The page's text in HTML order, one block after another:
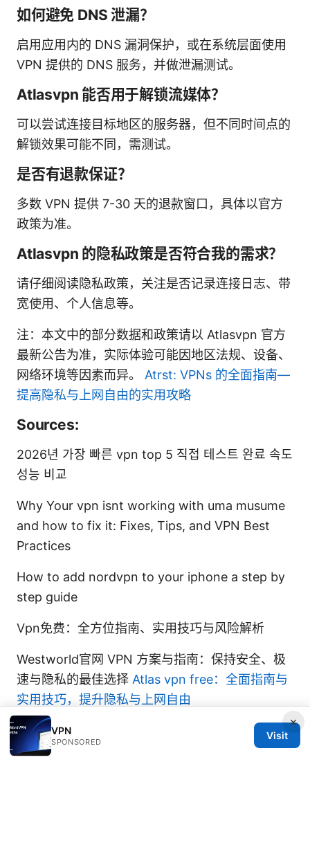
如何避免 DNS 泄漏？
启用应用内的 DNS 漏洞保护，或在系统层面使用
VPN 提供的 DNS 服务，并做泄漏测试。
Atlasvpn 能否用于解锁流媒体？
可以尝试连接目标地区的服务器，但不同时间点的
解锁效果可能不同，需测试。
是否有退款保证？
多数 VPN 提供 7-30 天的退款窗口，具体以官方
政策为准。
Atlasvpn 的隐私政策是否符合我的需求？
请仔细阅读隐私政策，关注是否记录连接日志、带
宽使用、个人信息等。
注：本文中的部分数据和政策请以 Atlasvpn 官方
最新公告为准，实际体验可能因地区法规、设备、
网络环境等因素而异。 Atrst: VPNs 的全面指南—
提高隐私与上网自由的实用攻略
Sources:
2026년 가장 빠른 vpn top 5 직접 테스트 완료 속도
성능 비교
Why Your vpn isnt working with uma musume
and how to fix it: Fixes, Tips, and VPN Best
Practices
How to add nordvpn to your iphone a step by
step guide
Vpn免费：全方位指南、实用技巧与风险解析
Westworld官网 VPN 方案与指南：保持安全、极
速与隐私的最佳选择 Atlas vpn free：全面指南与
实用技巧，提升隐私与上网自由
×
VPN
SPONSORED
Visit